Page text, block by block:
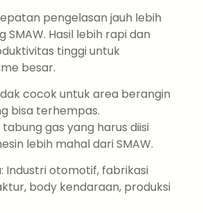
pengelasan jauh lebih
SMAW. Hasil lebih rapi dan
tinggi untuk
besar.
cocok untuk area berangin
bisa terhempas.
gas yang harus diisi
lebih mahal dari SMAW.
Industri otomotif, fabrikasi
body kendaraan, produksi